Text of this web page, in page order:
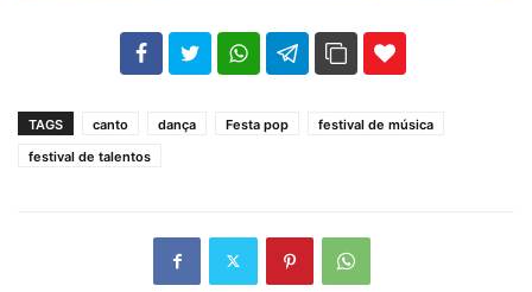
102 35
TAGS canto dança Festa pop
festival de música
festival de talentos